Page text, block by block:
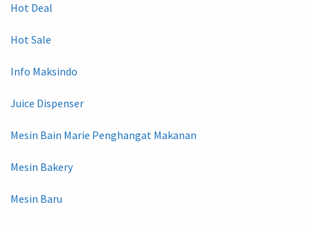
Hot Deal
Hot Sale
Info Maksindo
Juice Dispenser
Mesin Bain Marie Penghangat Makanan
Mesin Bakery
Mesin Baru